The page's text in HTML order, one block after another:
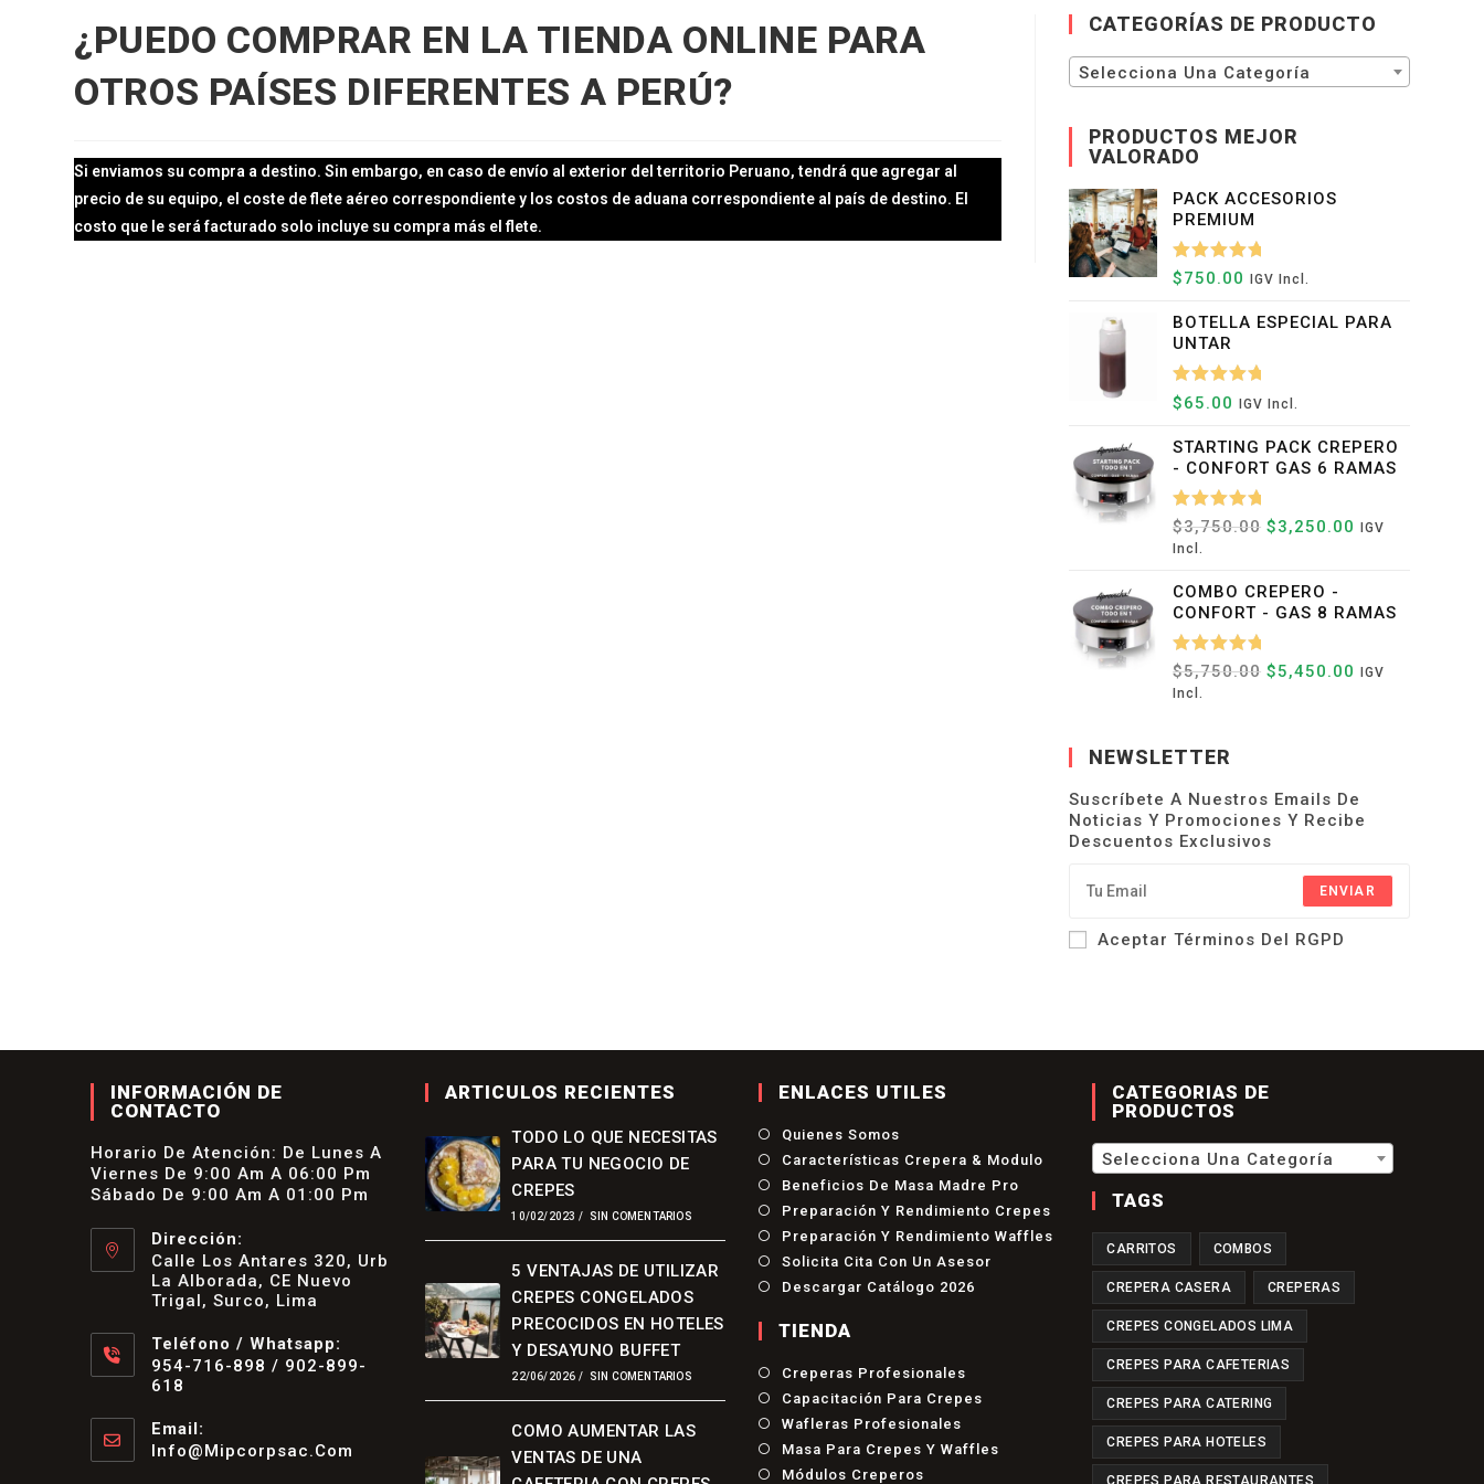
¿PUEDO COMPRAR EN LA TIENDA ONLINE PARA
OTROS PAÍSES DIFERENTES A PERÚ?
Si enviamos su compra a destino. Sin embargo, en caso de envío al exterior del territorio Peruano, tendrá que agregar al
precio de su equipo, el coste de flete aéreo correspondiente y los costos de aduana correspondiente al país de destino. El
costo que le será facturado solo incluye su compra más el flete.
CATEGORÍAS DE PRODUCTO
Selecciona Una Categoría
PRODUCTOS MEJOR
VALORADO
PACK ACCESORIOS
PREMIUM
Valorado
De 5
$750.00 IGV Incl.
BOTELLA ESPECIAL PARA
UNTAR
Valorado
De 5
$65.00 IGV Incl.
STARTING PACK CREPERO
- CONFORT GAS 6 RAMAS
Valorado
Con
$3,750.00 El
Era:
$3,750.00.
$3,250.00 El
$3,250.00.
IGV
Incl.
COMBO CREPERO -
CONFORT - GAS 8 RAMAS
Valorado
Con
$5,750.00 El
$5,450.00 ElIGV
Incl.
NEWSLETTER
Suscríbete A Nuestros Emails De
Noticias Y Promociones Y Recibe
Descuentos Exclusivos
ENVIAR
Aceptar Términos Del RGPD
INFORMACIÓN DE
CONTACTO
Horario De Atención: De Lunes A
Viernes De 9:00 Am A 06:00 Pm
Sábado De 9:00 Am A 01:00 Pm
Dirección:
Calle Los Antares 320, Urb
La Alborada, CE Nuevo
Trigal, Surco, Lima
Teléfono / Whatsapp:
954-716-898 / 902-899-
618
Abre
En
Email:
Info@mipcorpsac.com
ARTICULOS RECIENTES
TODO LO QUE NECESITAS
PARA TU NEGOCIO DE
CREPES
10/02/2023 / SIN COMENTARIOS
5 VENTAJAS DE UTILIZAR
CREPES CONGELADOS
PRECOCIDOS EN HOTELES
Y DESAYUNO BUFFET
22/06/2026 / SIN COMENTARIOS
COMO AUMENTAR LAS
VENTAS DE UNA
ENLACES UTILES
Quienes Somos
Características Crepera & Modulo
Beneficios De Masa Madre Pro
Preparación Y Rendimiento Crepes
Preparación Y Rendimiento Waffles
Solicita Cita Con Un Asesor
Descargar Catálogo 2026
TIENDA
Creperas ProfesionalesSe
Nueva
Capacitación Para CrepesSe
Una
Wafleras ProfesionalesSe
Abre
Masa Para Crepes Y WafflesSe
Módulos CreperosSe
CATEGORIAS DE
PRODUCTOS
Selecciona Una Categoría
TAGS
CARRITOS COMBOS
CREPERA CASERA CREPERAS
CREPES CONGELADOS LIMA
CREPES PARA CAFETERIAS
CREPES PARA CATERING
CREPES PARA HOTELES
CREPES PARA RESTAURANTES